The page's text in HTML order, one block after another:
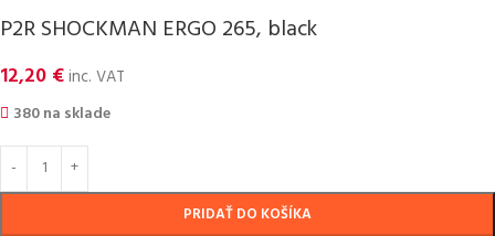
P2R SHOCKMAN ERGO 265, black
12,20 €inc. VAT
380 na sklade
PRIDAŤ DO KOŠÍKA